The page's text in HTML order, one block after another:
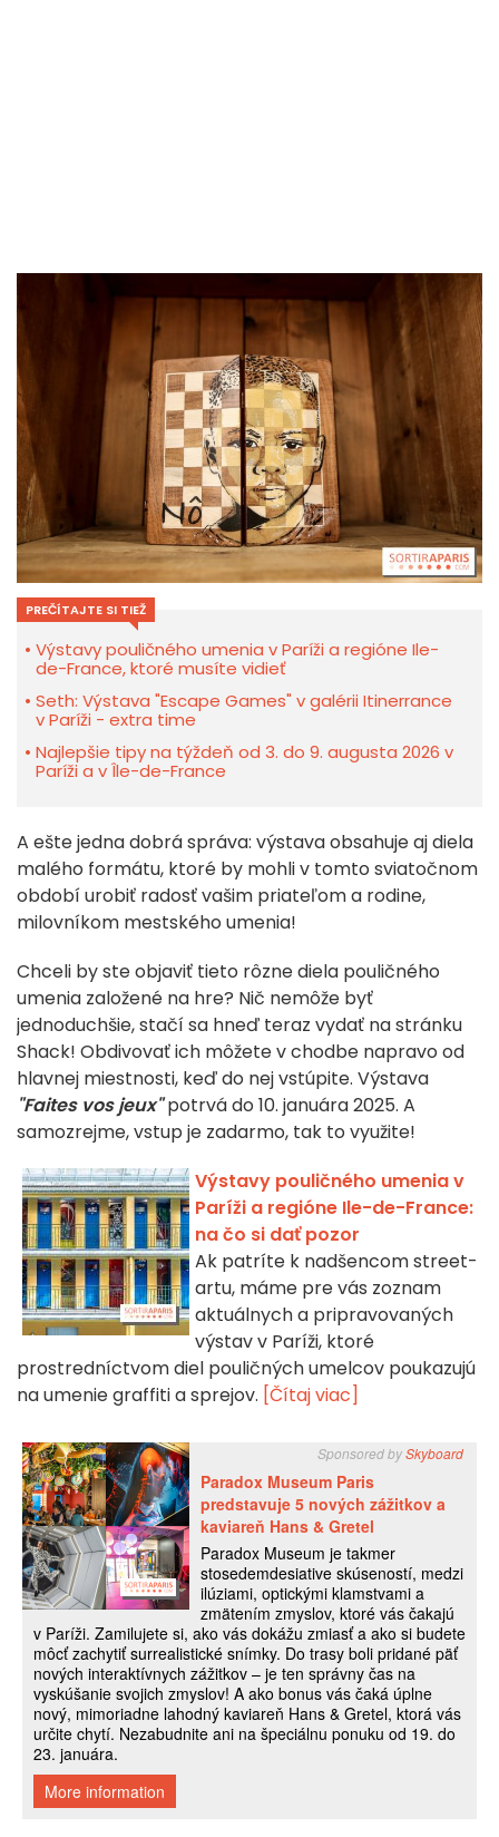
PREČÍTAJTE SI TIEŽ
Výstavy pouličného umenia v Paríži a regióne Ile-
de-France, ktoré musíte vidieť
Seth: Výstava "Escape Games" v galérii Itinerrance
v Paríži - extra time
Najlepšie tipy na týždeň od 3. do 9. augusta 2026 v
Paríži a v Île-de-France
A ešte jedna dobrá správa: výstava obsahuje aj diela
malého formátu, ktoré by mohli v tomto sviatočnom
období urobiť radosť vašim priateľom a rodine,
milovníkom mestského umenia!
Chceli by ste objaviť tieto rôzne diela pouličného
umenia založené na hre? Nič nemôže byť
jednoduchšie, stačí sa hneď teraz vydať na stránku
Shack! Obdivovať ich môžete v chodbe napravo od
hlavnej miestnosti, keď do nej vstúpite. Výstava
"Faites vos jeux"potrvá do 10. januára 2025. A
samozrejme, vstup je zadarmo, tak to využite!
Výstavy pouličného umenia v
Paríži a regióne Ile-de-France:
na čo si dať pozor
Ak patríte k nadšencom street-
artu, máme pre vás zoznam
aktuálnych a pripravovaných
výstav v Paríži, ktoré
prostredníctvom diel pouličných umelcov poukazujú
na umenie graffiti a sprejov. [Čítaj viac]